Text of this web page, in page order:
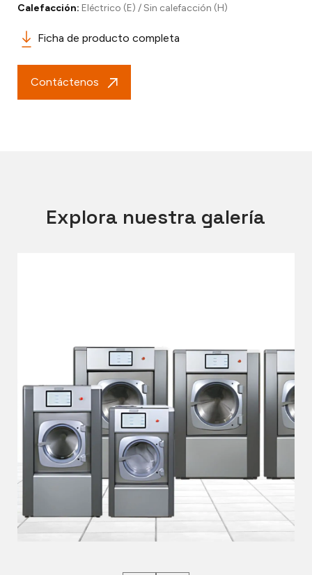
Calefacción: Eléctrico (E) / Sin calefacción (H)
Ficha de producto completa
Contáctenos
Explora nuestra galería